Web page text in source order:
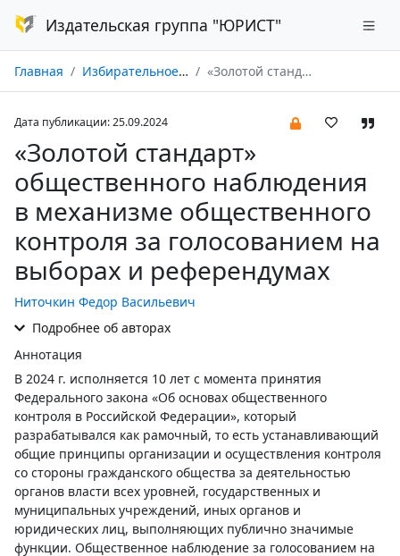
Издательская группа "ЮРИСТ"
Главная Избирательное законодательство и практика № 03/2024 «Золотой стандарт» общественного наблюдения в механизме общественного контроля за голосованием на выборах и референдумах
Дата публикации: 25.09.2024
«Золотой стандарт»
общественного наблюдения
в механизме общественного
контроля за голосованием на
выборах и референдумах
Ниточкин Федор Васильевич
Подробнее об авторах
Аннотация
В 2024 г. исполняется 10 лет с момента принятия
Федерального закона «Об основах общественного
контроля в Российской Федерации», который
разрабатывался как рамочный, то есть устанавливающий
общие принципы организации и осуществления контроля
со стороны гражданского общества за деятельностью
органов власти всех уровней, государственных и
муниципальных учреждений, иных органов и
юридических лиц, выполняющих публично значимые
функции. Общественное наблюдение за голосованием на